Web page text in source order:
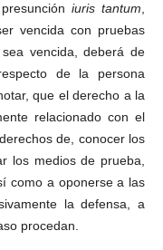
iuris tantum
vencida con pruebas
vencida, deberá de
de la persona
que el derecho a la
relacionado con el
de, conocer los
los medios de prueba,
como a oponerse a las
la defensa, a
procedan.